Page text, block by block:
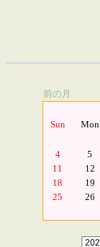
前の月
Sun Mon
4
5
11
12
18
19
25
26